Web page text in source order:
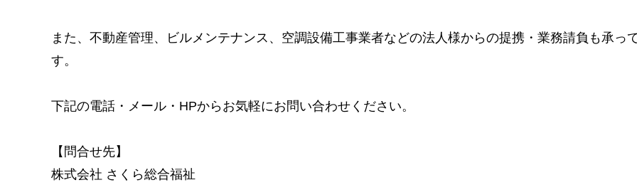
また、不動産管理、ビルメンテナンス、空調設備工事業者などの法人様からの提携・業務請負も承っ
す。
下記の電話・メール・HPからお気軽にお問い合わせください。
【問合せ先】
株式会社 さくら総合福祉